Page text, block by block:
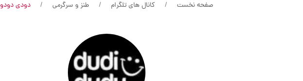
صفحه نخست کانال های تلگرام طنز و سرگرمی دودی دودو